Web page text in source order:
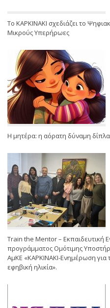
Το ΚΑΡΚΙΝΑΚΙ σχεδιάζει το
Μικρούς Υπερήρωες
Η μητέρα: η αόρατη δύναμη δίπλα
Train the Mentor – Εκπαιδευτική
προγράμματος Ομότιμης
ΑμΚΕ «ΚΑΡΚΙΝΑΚΙ-Ενημέρωση για
εφηβική ηλικία».